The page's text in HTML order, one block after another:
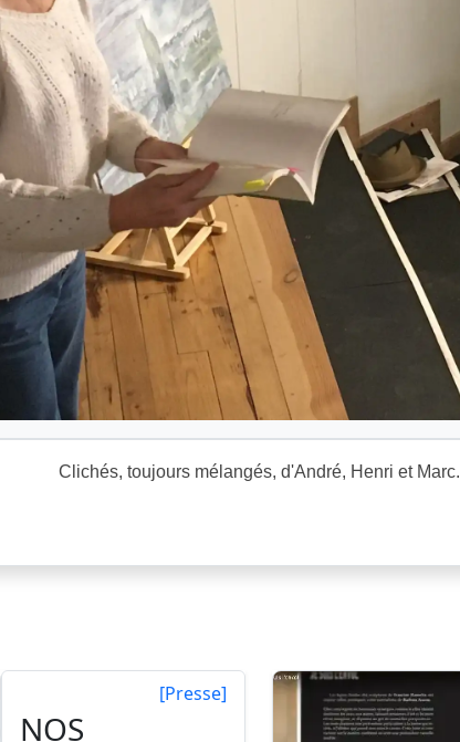
Clichés, toujours mélangés, d'André, Henri et Marc.
[Presse]
NOS